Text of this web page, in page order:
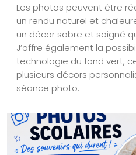
Les photos peuvent être
un rendu naturel et
un décor sobre et soigné
J’offre également la
technologie du fond vert,
plusieurs décors
séance photo.